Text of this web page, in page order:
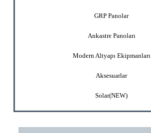
GRP Panolar
Ankastre Panoları
Modern Altyapı Ekipmanları
Aksesuarlar
Solar(NEW)